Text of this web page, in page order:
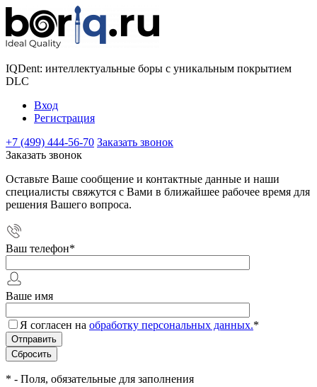
IQDent: интеллектуальные боры с уникальным покрытием
DLC
Вход
Регистрация
+7 (499) 444-56-70 Заказать звонок
Заказать звонок
Оставьте Ваше сообщение и контактные данные и наши
специалисты свяжутся с Вами в ближайшее рабочее время для
решения Вашего вопроса.
Ваш телефон*
Ваше имя
Я согласен на обработку персональных данных.*
* - Поля, обязательные для заполнения